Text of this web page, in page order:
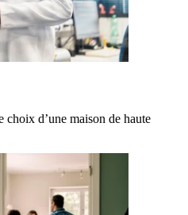
choix d’une maison de haute